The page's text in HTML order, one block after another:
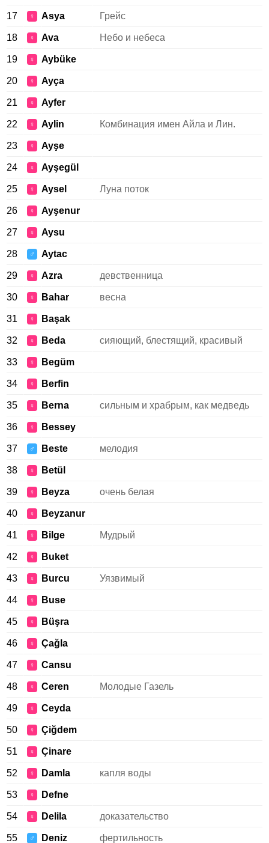
17 ♀ Asya Грейс
18 ♀ Ava Небо и небеса
19 ♀ Aybüke
20 ♀ Ayça
21 ♀ Ayfer
22 ♀ Aylin Комбинация имен Айла и Лин.
23 ♀ Ayşe
24 ♀ Ayşegül
25 ♀ Aysel Луна поток
26 ♀ Ayşenur
27 ♀ Aysu
28 ♂ Aytac
29 ♀ Azra девственница
30 ♀ Bahar весна
31 ♀ Başak
32 ♀ Beda сияющий, блестящий, красивый
33 ♀ Begüm
34 ♀ Berfin
35 ♀ Berna сильным и храбрым, как медведь
36 ♀ Bessey
37 ♂ Beste мелодия
38 ♀ Betül
39 ♀ Beyza очень белая
40 ♀ Beyzanur
41 ♀ Bilge Мудрый
42 ♀ Buket
43 ♀ Burcu Уязвимый
44 ♀ Buse
45 ♀ Büşra
46 ♀ Çağla
47 ♀ Cansu
48 ♀ Ceren Молодые Газель
49 ♀ Ceyda
50 ♀ Çiğdem
51 ♀ Çinare
52 ♀ Damla капля воды
53 ♀ Defne
54 ♀ Delila доказательство
55 ♂ Deniz фертильность